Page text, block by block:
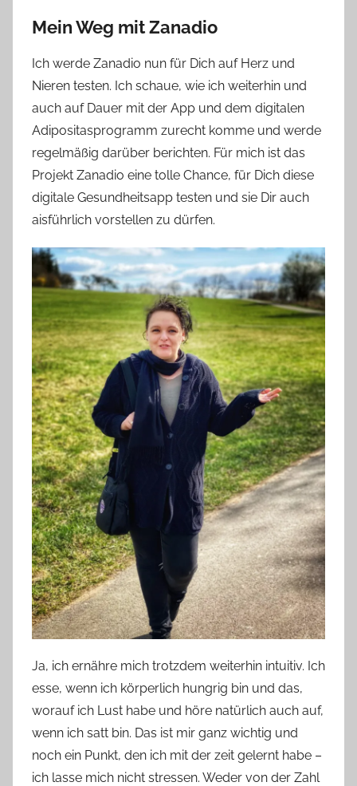
Mein Weg mit Zanadio
Ich werde Zanadio nun für Dich auf Herz und
Nieren testen. Ich schaue, wie ich weiterhin und
auch auf Dauer mit der App und dem digitalen
Adipositasprogramm zurecht komme und werde
regelmäßig darüber berichten. Für mich ist das
Projekt Zanadio eine tolle Chance, für Dich diese
digitale Gesundheitsapp testen und sie Dir auch
aisführlich vorstellen zu dürfen.
Ja, ich ernähre mich trotzdem weiterhin intuitiv. Ich
esse, wenn ich körperlich hungrig bin und das,
worauf ich Lust habe und höre natürlich auch auf,
wenn ich satt bin. Das ist mir ganz wichtig und
noch ein Punkt, den ich mit der zeit gelernt habe –
ich lasse mich nicht stressen. Weder von der Zahl